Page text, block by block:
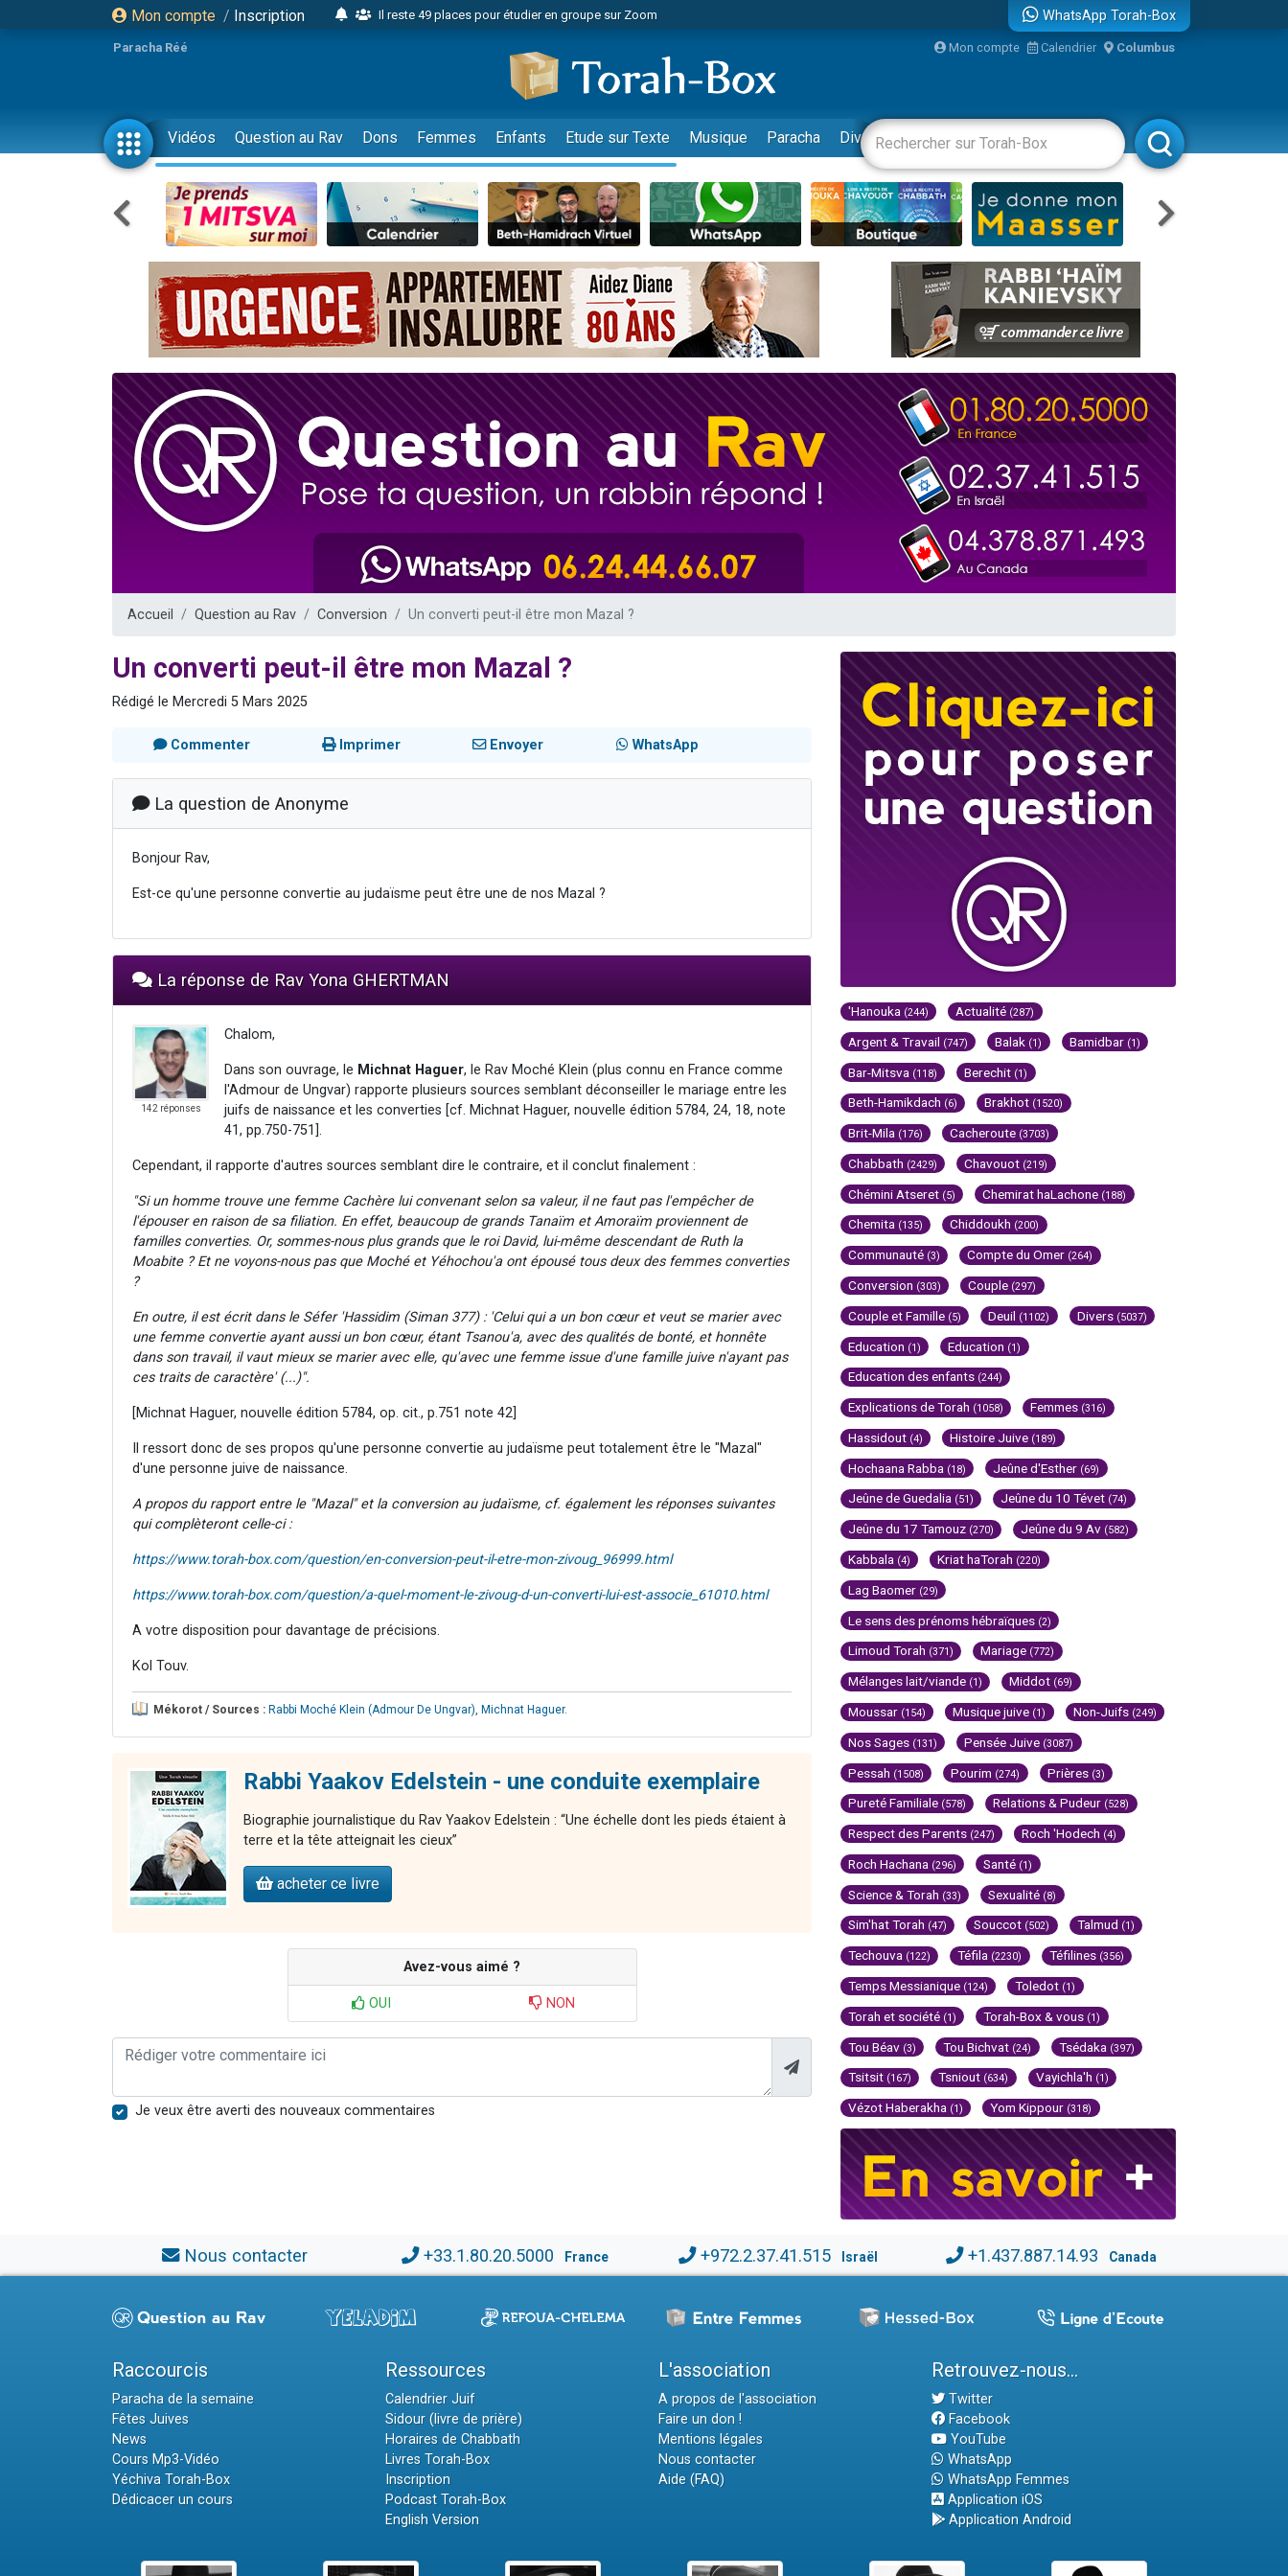
Mon compte / Inscription
Il reste 49 places pour étudier en groupe sur Zoom
2 personnes viennent de nous rejoindre sur WhatsApp
6 personnes viennent de nous rejoindre sur WhatsApp
4 personnes viennent de faire un don pour Reloger Rivka, 6 enfants, victime de violences...
2 personnes viennent de faire un don pour 1 Journée de Vacances Pour les Enfants
17 personnes viennent de demander une bénédiction
4 personnes viennent de nous rejoindre sur WhatsApp
Il reste 49 places pour étudier en groupe sur Zoom
Eva vient de donner son Maasser
4 personnes viennent de nous rejoindre sur WhatsApp
3 personnes viennent de nous rejoindre sur WhatsApp
Odaya vient de donner son Maasser
3 personnes viennent de faire un don pour 5 jours de vacances aux Orphelins
2 personnes viennent de nous rejoindre sur WhatsApp
13 personnes viennent de demander une bénédiction
Il reste 49 places pour étudier en groupe sur Zoom
12 nouvelles musiques dans Torah-Box Music
29 personnes viennent de demander une bénédiction
WhatsApp Torah-Box
Paracha Réé Mon compte Calendrier Columbus
Vidéos Question au Rav Dons Femmes Enfants Etude sur Texte Musique Paracha Divertissements Livres Rabbanim
Accueil Question au Rav Conversion Un converti peut-il être mon Mazal ?
Un converti peut-il être mon Mazal ?
Rédigé le Mercredi 5 Mars 2025
Commenter Imprimer Envoyer WhatsApp
La question de Anonyme
Bonjour Rav,
Est-ce qu'une personne convertie au judaïsme peut être une de nos Mazal ?
La réponse de Rav Yona GHERTMAN
142 réponses
Chalom,
Dans son ouvrage, le Michnat Haguer, le Rav Moché Klein (plus connu en France comme
l'Admour de Ungvar) rapporte plusieurs sources semblant déconseiller le mariage entre les
juifs de naissance et les converties [cf. Michnat Haguer, nouvelle édition 5784, 24, 18, note
41, pp.750-751].
Cependant, il rapporte d'autres sources semblant dire le contraire, et il conclut finalement :
"Si un homme trouve une femme Cachère lui convenant selon sa valeur, il ne faut pas l'empêcher de
l'épouser en raison de sa filiation. En effet, beaucoup de grands Tanaïm et Amoraïm proviennent de
familles converties. Or, sommes-nous plus grands que le roi David, lui-même descendant de Ruth la
Moabite ? Et ne voyons-nous pas que Moché et Yéhochou'a ont épousé tous deux des femmes converties
?
En outre, il est écrit dans le Séfer 'Hassidim (Siman 377) : 'Celui qui a un bon cœur et veut se marier avec
une femme convertie ayant aussi un bon cœur, étant Tsanou'a, avec des qualités de bonté, et honnête
dans son travail, il vaut mieux se marier avec elle, qu'avec une femme issue d'une famille juive n'ayant pas
ces traits de caractère' (...)".
[Michnat Haguer, nouvelle édition 5784, op. cit., p.751 note 42]
Il ressort donc de ses propos qu'une personne convertie au judaïsme peut totalement être le "Mazal"
d'une personne juive de naissance.
A propos du rapport entre le "Mazal" et la conversion au judaïsme, cf. également les réponses suivantes
qui complèteront celle-ci :
https://www.torah-box.com/question/en-conversion-peut-il-etre-mon-zivoug_96999.html
https://www.torah-box.com/question/a-quel-moment-le-zivoug-d-un-converti-lui-est-associe_61010.html
A votre disposition pour davantage de précisions.
Kol Touv.
Mékorot / Sources : Rabbi Moché Klein (Admour De Ungvar) Michnat Haguer.
Rabbi Yaakov Edelstein - une conduite exemplaire
Biographie journalistique du Rav Yaakov Edelstein : “Une échelle dont les pieds étaient à
terre et la tête atteignait les cieux”
acheter ce livre
Avez-vous aimé ?
OUI NON
Je veux être averti des nouveaux commentaires
'Hanouka (244) Actualité (287)
Argent & Travail (747) Balak (1) Bamidbar (1)
Bar-Mitsva (118) Berechit (1)
Beth-Hamikdach (6) Brakhot (1520)
Brit-Mila (176) Cacheroute (3703)
Chabbath (2429) Chavouot (219)
Chémini Atseret (5) Chemirat haLachone (188)
Chemita (135) Chiddoukh (200)
Communauté (3) Compte du Omer (264)
Conversion (303) Couple (297)
Couple et Famille (5) Deuil (1102) Divers (5037)
Education (1) Education (1)
Education des enfants (244)
Explications de Torah (1058) Femmes (316)
Hassidout (4) Histoire Juive (189)
Hochaana Rabba (18) Jeûne d'Esther (69)
Jeûne de Guedalia (51) Jeûne du 10 Tévet (74)
Jeûne du 17 Tamouz (270) Jeûne du 9 Av (582)
Kabbala (4) Kriat haTorah (220)
Lag Baomer (29)
Le sens des prénoms hébraïques (2)
Limoud Torah (371) Mariage (772)
Mélanges lait/viande (1) Middot (69)
Moussar (154) Musique juive (1) Non-Juifs (249)
Nos Sages (131) Pensée Juive (3087)
Pessah (1508) Pourim (274) Prières (3)
Pureté Familiale (578) Relations & Pudeur (528)
Respect des Parents (247) Roch 'Hodech (4)
Roch Hachana (296) Santé (1)
Science & Torah (33) Sexualité (8)
Sim'hat Torah (47) Souccot (502) Talmud (1)
Techouva (122) Téfila (2230) Téfilines (356)
Temps Messianique (124) Toledot (1)
Torah et société (1) Torah-Box & vous (1)
Tou Béav (3) Tou Bichvat (24) Tsédaka (397)
Tsitsit (167) Tsniout (634) Vayichla'h (1)
Vézot Haberakha (1) Yom Kippour (318)
Nous contacter +33.1.80.20.5000 France +972.2.37.41.515 Israël +1.437.887.14.93 Canada
Raccourcis
Paracha de la semaine
Fêtes Juives
News
Cours Mp3-Vidéo
Yéchiva Torah-Box
Dédicacer un cours
Ressources
Calendrier Juif
Sidour (livre de prière)
Horaires de Chabbath
Livres Torah-Box
Inscription
Podcast Torah-Box
English Version
L'association
A propos de l'association
Faire un don !
Mentions légales
Nous contacter
Aide (FAQ)
Retrouvez-nous...
Twitter
Facebook
YouTube
WhatsApp
WhatsApp Femmes
Application iOS
Application Android